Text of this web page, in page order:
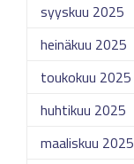
syyskuu 2025
heinäkuu 2025
toukokuu 2025
huhtikuu 2025
maaliskuu 2025